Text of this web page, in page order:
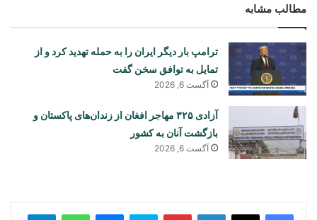
مطالب مشابه
ترامپ بار دیگر ایران را به حمله تهدید کرد و از
تمایل به توافق سخن گفت
آگست 6, 2026
آزادی ۳۲۵ مهاجر افغان از زندان‌های پاکستان و
بازگشت آنان به کشور
آگست 6, 2026
LinkedIn
Pinterest
Skype
Messenger
WhatsApp